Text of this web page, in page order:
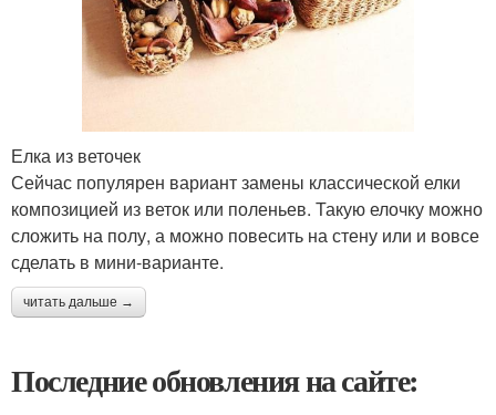
Елка из веточек
Сейчас популярен вариант замены классической елки
композицией из веток или поленьев. Такую елочку можно
сложить на полу, а можно повесить на стену или и вовсе
сделать в мини-варианте.
читать дальше →
Последние обновления на сайте: